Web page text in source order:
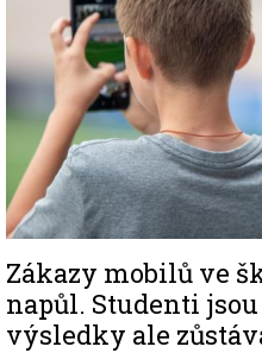
Zákazy mobilů ve
napůl. Studenti
výsledky ale